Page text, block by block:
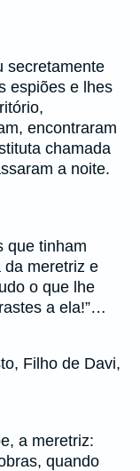
secretamente
espiões e lhes
encontraram
chamada
a noite.
que tinham
da meretriz e
o que lhe
a ela!”…
Filho de Davi,
a meretriz:
quando